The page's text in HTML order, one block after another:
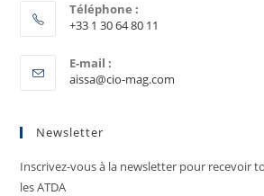
Téléphone :
+33 1 30 64 80 11
E-mail :
aissa@cio-mag.com
Newsletter
Inscrivez-vous à la newsletter pour recevoir
les ATDA